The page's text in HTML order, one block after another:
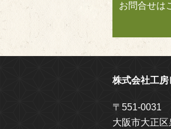
お問合せは
株式会社工房
〒551-0031
大阪市大正